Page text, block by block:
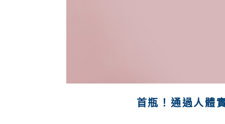
首瓶！通過人體